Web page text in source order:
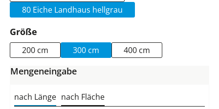
80 Eiche Landhaus hellgrau
Größe
200 cm 300 cm 400 cm
Mengeneingabe
nach Länge nach Fläche